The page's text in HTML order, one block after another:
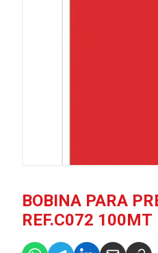
BOBINA PARA
REF.C072 100MT